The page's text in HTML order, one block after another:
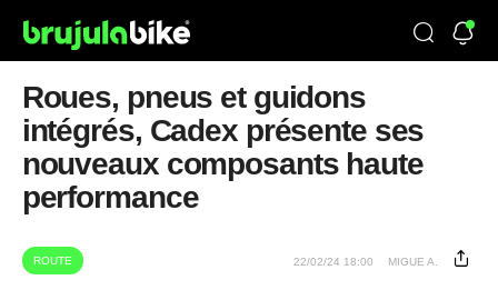
Roues, pneus et guidons
intégrés, Cadex présente ses
nouveaux composants haute
performance
ROUTE 22/02/24 18:00 MIGUE A.